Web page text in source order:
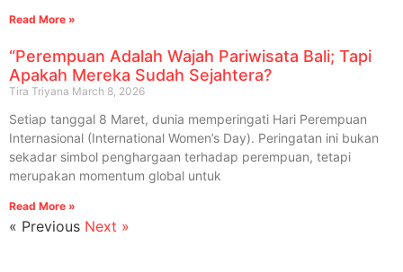
Read More »
“Perempuan Adalah Wajah Pariwisata Bali; Tapi
Apakah Mereka Sudah Sejahtera?
Tira Triyana March 8, 2026
Setiap tanggal 8 Maret, dunia memperingati Hari Perempuan
Internasional (International Women’s Day). Peringatan ini bukan
sekadar simbol penghargaan terhadap perempuan, tetapi
merupakan momentum global untuk
Read More »
« Previous Next »